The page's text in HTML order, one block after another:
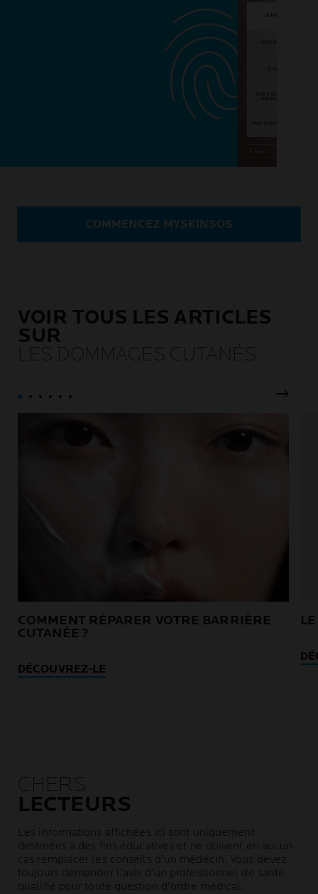
COMMENCEZ MYSKINSOS
VOIR TOUS LES ARTICLES
SUR
LES DOMMAGES CUTANÉS
COMMENT RÉPARER VOTRE BARRIÈRE
CUTANÉE ?
DÉCOUVREZ-LE
CHERS
LECTEURS
Les informations affichées ici sont uniquement
destinées à des fins éducatives et ne doivent en aucun
cas remplacer les conseils d'un médecin. Vous devez
toujours demander l'avis d'un professionnel de santé
qualifié pour toute question d'ordre médical.